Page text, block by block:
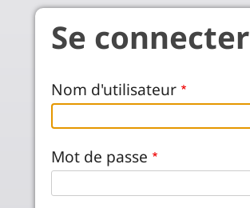
Aller au contenu principal
Se connecter
Nom d'utilisateur
Mot de passe